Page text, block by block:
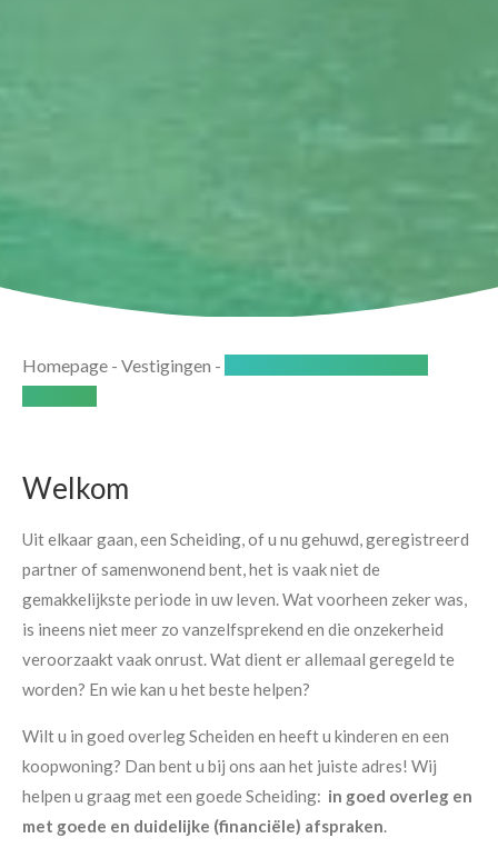
Homepage - Vestigingen -
Welkom
Uit elkaar gaan, een Scheiding, of u nu gehuwd, geregistreerd
partner of samenwonend bent, het is vaak niet de
gemakkelijkste periode in uw leven. Wat voorheen zeker was,
is ineens niet meer zo vanzelfsprekend en die onzekerheid
veroorzaakt vaak onrust. Wat dient er allemaal geregeld te
worden? En wie kan u het beste helpen?
Wilt u in goed overleg Scheiden en heeft u kinderen en een
koopwoning? Dan bent u bij ons aan het juiste adres! Wij
helpen u graag met een goede Scheiding: in goed overleg en
met goede en duidelijke (financiële) afspraken.